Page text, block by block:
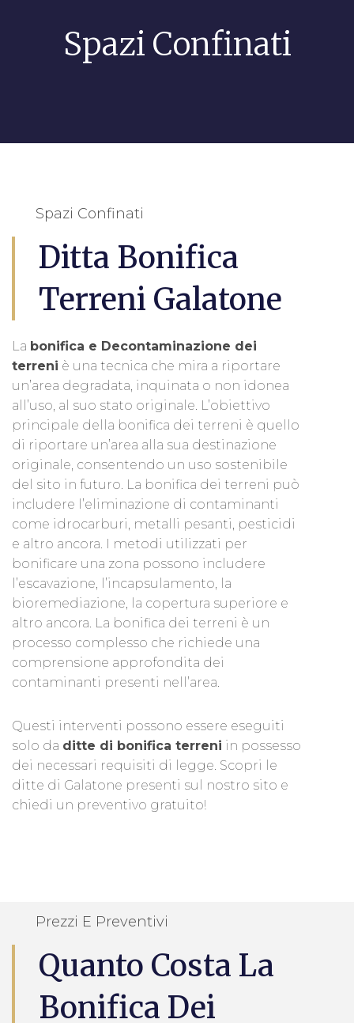
Spazi Confinati
Spazi Confinati
Ditta Bonifica
Terreni Galatone
La bonifica e Decontaminazione dei
terreni è una tecnica che mira a riportare
un’area degradata, inquinata o non idonea
all’uso, al suo stato originale. L’obiettivo
principale della bonifica dei terreni è quello
di riportare un’area alla sua destinazione
originale, consentendo un uso sostenibile
del sito in futuro. La bonifica dei terreni può
includere l’eliminazione di contaminanti
come idrocarburi, metalli pesanti, pesticidi
e altro ancora. I metodi utilizzati per
bonificare una zona possono includere
l’escavazione, l’incapsulamento, la
bioremediazione, la copertura superiore e
altro ancora. La bonifica dei terreni è un
processo complesso che richiede una
comprensione approfondita dei
contaminanti presenti nell’area.
Questi interventi possono essere eseguiti
solo da ditte di bonifica terreni in possesso
dei necessari requisiti di legge. Scopri le
ditte di Galatone presenti sul nostro sito e
chiedi un preventivo gratuito!
Prezzi E Preventivi
Quanto Costa La
Bonifica Dei